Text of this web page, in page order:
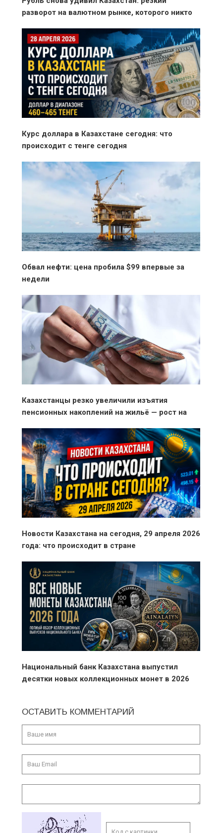
разворот на валютном рынке, которого никто
Курс доллара в Казахстане сегодня: что
происходит с тенге сегодня
Обвал нефти: цена пробила $99 впервые за
недели
Казахстанцы резко увеличили изъятия
пенсионных накоплений на жильё — рост на
Новости Казахстана на сегодня, 29 апреля 2026
года: что происходит в стране
Национальный банк Казахстана выпустил
десятки новых коллекционных монет в 2026
ОСТАВИТЬ КОММЕНТАРИЙ